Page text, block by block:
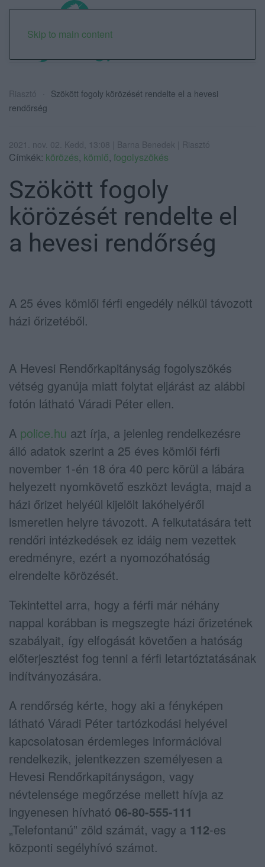
Skip to main content
Riasztó
Szökött fogoly körözését rendelte el a hevesi
rendőrség
2021. nov. 02. Kedd, 13:08 | Barna Benedek | Riasztó
Címkék: körözés, kömlő, fogolyszökés
Szökött fogoly
körözését rendelte el
a hevesi rendőrség
A 25 éves kömlői férfi engedély nélkül távozott
házi őrizetéből.
A Hevesi Rendőrkapitányság fogolyszökés
vétség gyanúja miatt folytat eljárást az alábbi
fotón látható Váradi Péter ellen.
A police.hu azt írja, a jelenleg rendelkezésre
álló adatok szerint a 25 éves kömlői férfi
november 1-én 18 óra 40 perc körül a lábára
helyezett nyomkövető eszközt levágta, majd a
házi őrizet helyéül kijelölt lakóhelyéről
ismeretlen helyre távozott. A felkutatására tett
rendőri intézkedések ez idáig nem vezettek
eredményre, ezért a nyomozóhatóság
elrendelte körözését.
Tekintettel arra, hogy a férfi már néhány
nappal korábban is megszegte házi őrizetének
szabályait, így elfogását követően a hatóság
előterjesztést fog tenni a férfi letartóztatásának
indítványozására.
A rendőrség kérte, hogy aki a fényképen
látható Váradi Péter tartózkodási helyével
kapcsolatosan érdemleges információval
rendelkezik, jelentkezzen személyesen a
Hevesi Rendőrkapitányságon, vagy
névtelensége megőrzése mellett hívja az
ingyenesen hívható 06-80-555-111
„Telefontanú” zöld számát, vagy a 112-es
központi segélyhívó számot.